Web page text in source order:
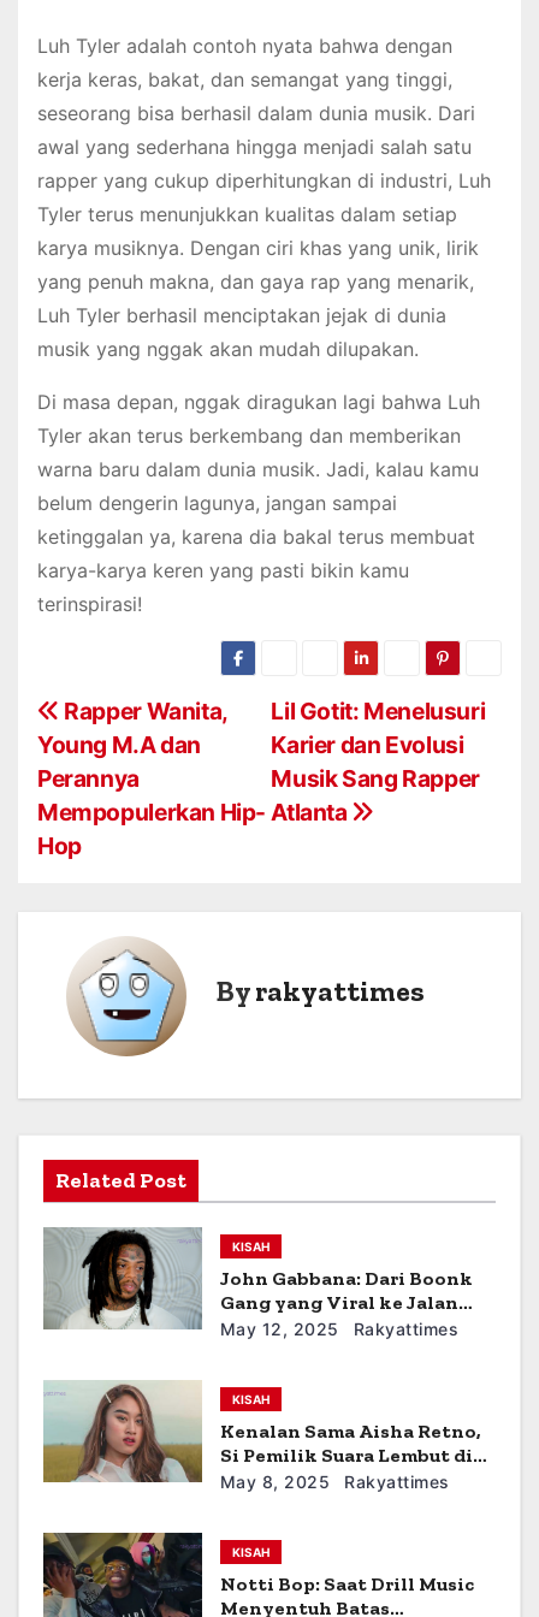
Luh Tyler adalah contoh nyata bahwa dengan
kerja keras, bakat, dan semangat yang tinggi,
seseorang bisa berhasil dalam dunia musik. Dari
awal yang sederhana hingga menjadi salah satu
rapper yang cukup diperhitungkan di industri, Luh
Tyler terus menunjukkan kualitas dalam setiap
karya musiknya. Dengan ciri khas yang unik, lirik
yang penuh makna, dan gaya rap yang menarik,
Luh Tyler berhasil menciptakan jejak di dunia
musik yang nggak akan mudah dilupakan.
Di masa depan, nggak diragukan lagi bahwa Luh
Tyler akan terus berkembang dan memberikan
warna baru dalam dunia musik. Jadi, kalau kamu
belum dengerin lagunya, jangan sampai
ketinggalan ya, karena dia bakal terus membuat
karya-karya keren yang pasti bikin kamu
terinspirasi!
P
o
s
t
g
a
t
o
n
Lil Gotit: Menelusuri
Karier dan Evolusi
Musik Sang Rapper
Atlanta
Rapper Wanita,
Young M.A dan
Perannya
Mempopulerkan Hip-
Hop
Byrakyattimes
Related Post
KISAH
John Gabbana: Dari Boonk
Gang yang Viral ke Jalan
Hidup Baru
May 12, 2025 Rakyattimes
KISAH
Kenalan Sama Aisha Retno,
Si Pemilik Suara Lembut di
Balik Lagu WHUT
May 8, 2025 Rakyattimes
KISAH
Notti Bop: Saat Drill Music
Menyentuh Batas